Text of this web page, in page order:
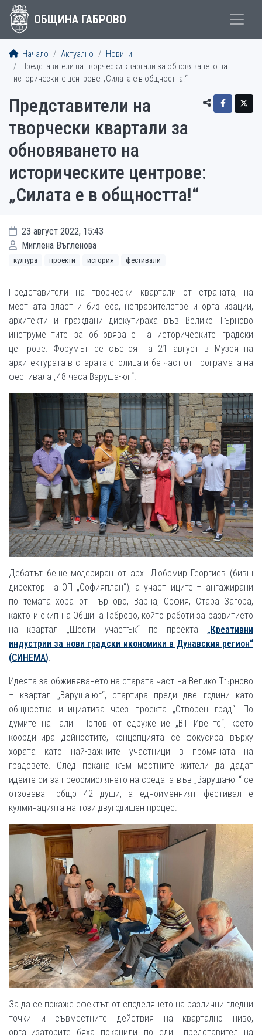
ОБЩИНА ГАБРОВО
Начало Актуално
Новини
Представители на творчески квартали за обновяването на
историческите центрове: „Силата е в общността!“
Представители на
творчески квартали за
обновяването на
историческите центрове:
„Силата е в общността!“
23 август 2022, 15:43
Миглена Въгленова
култура проекти история фестивали
Представители на творчески квартали от страната, на
местната власт и бизнеса, неправителствени организации,
архитекти и граждани дискутираха във Велико Търново
инструментите за обновяване на историческите градски
центрове. Форумът се състоя на 21 август в Музея на
архитектурата в старата столица и бе част от програмата на
фестивала „48 часа Варуша-юг“.
Дебатът беше модериран от арх. Любомир Георгиев (бивш
директор на ОП „Софияплан“), а участниците – ангажирани
по темата хора от Търново, Варна, София, Стара Загора,
както и екип на Община Габрово, който работи за развитието
на квартал „Шести участък“ по проекта „Креативни
индустрии за нови градски икономики в Дунавския регион“
(СИНЕМА).
Идеята за обживяването на старата част на Велико Търново
– квартал „Варуша-юг“, стартира преди две години като
общностна инициатива чрез проекта „Отворен град“. По
думите на Галин Попов от сдружение „ВТ Ивентс“, което
координира дейностите, концепцията се фокусира върху
хората като най-важните участници в промяната на
градовете. След покана към местните жители да дадат
идеите си за преосмислянето на средата във „Варуша-юг“ се
отзовават общо 42 души, а едноименният фестивал е
кулминацията на този двугодишен процес.
За да се покаже ефектът от споделянето на различни гледни
точки и съвместните действия на квартално ниво,
организаторите бяха поканили по един представител на